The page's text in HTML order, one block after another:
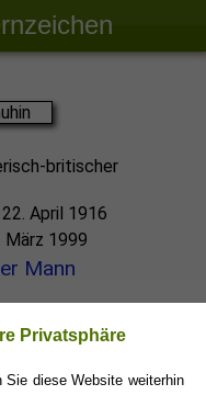
britischer
April 1916
März 1999
Mann
Privatsphäre
Sie diese Website weiterhin